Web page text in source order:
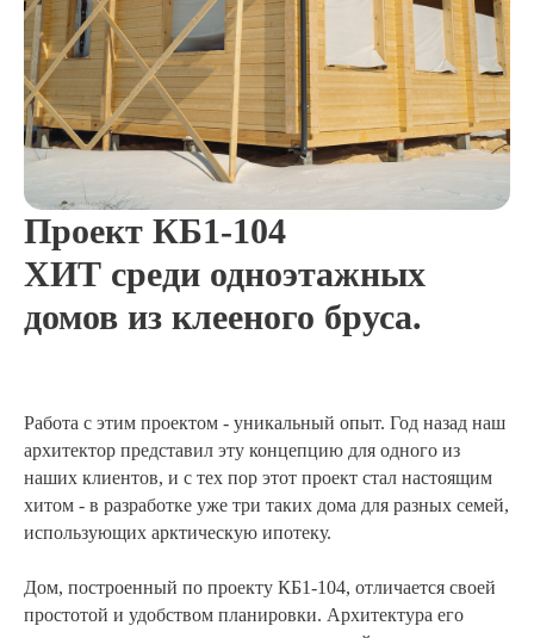
Проект КБ1-104
ХИТ среди одноэтажных
домов из клееного бруса.
Работа с этим проектом - уникальный опыт. Год назад наш
архитектор представил эту концепцию для одного из
наших клиентов, и с тех пор этот проект стал настоящим
хитом - в разработке уже три таких дома для разных семей,
использующих арктическую ипотеку.
Дом, построенный по проекту КБ1-104, отличается своей
простотой и удобством планировки. Архитектура его